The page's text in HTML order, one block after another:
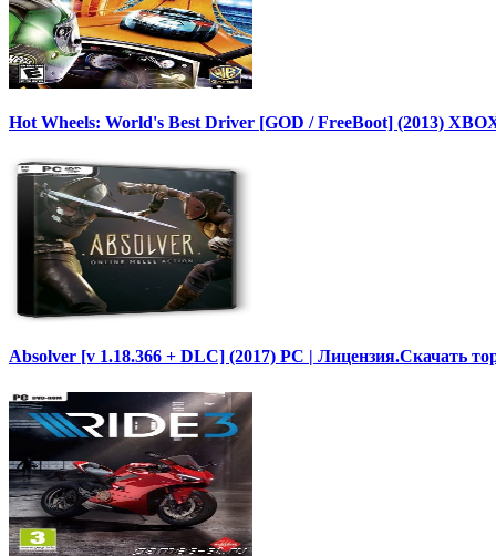
Hot Wheels: World's Best Driver [GOD / FreeBoot] (2013)
Absolver [v 1.18.366 + DLC] (2017) PC | Лицензия.Скачать